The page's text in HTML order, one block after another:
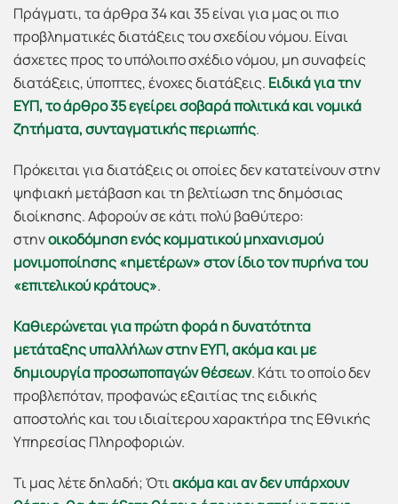
Πράγματι, τα άρθρα 34 και 35 είναι για μας οι πιο
προβληματικές διατάξεις του σχεδίου νόμου. Είναι
άσχετες προς το υπόλοιπο σχέδιο νόμου, μη συναφείς
διατάξεις, ύποπτες, ένοχες διατάξεις. Ειδικά για την
ΕΥΠ, το άρθρο 35 εγείρει σοβαρά πολιτικά και νομικά
ζητήματα, συνταγματικής περιωπής.
Πρόκειται για διατάξεις οι οποίες δεν κατατείνουν στην
ψηφιακή μετάβαση και τη βελτίωση της δημόσιας
διοίκησης. Αφορούν σε κάτι πολύ βαθύτερο:
στηνοικοδόμηση ενός κομματικού μηχανισμού
μονιμοποίησης «ημετέρων» στον ίδιο τον πυρήνα του
«επιτελικού κράτους».
Καθιερώνεται για πρώτη φορά η δυνατότητα
μετάταξης υπαλλήλων στην ΕΥΠ, ακόμα και με
δημιουργία προσωποπαγών θέσεων. Κάτι το οποίο δεν
προβλεπόταν, προφανώς εξαιτίας της ειδικής
αποστολής και του ιδιαίτερου χαρακτήρα της Εθνικής
Υπηρεσίας Πληροφοριών.
Τι μας λέτε δηλαδή; Ότιακόμα και αν δεν υπάρχουν